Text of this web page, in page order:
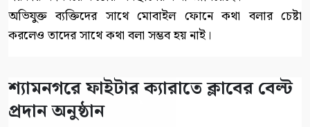
অভিযুক্ত ব্যক্তিদের সাথে মোবাইল ফোনে কথা বলার চেষ্টা
করলেও তাদের সাথে কথা বলা সম্ভব হয় নাই।
শ্যামনগরে ফাইটার ক্যারাতে ক্লাবের বেল্ট
প্রদান অনুষ্ঠান